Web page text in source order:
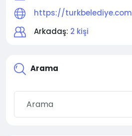
https://turkbelediye.com
Arkadaş: 2 kişi
Arama